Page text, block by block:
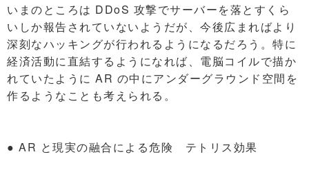
いまのところは DDoS 攻撃でサーバーを落とすくら
いしか報告されていないようだが、今後広まればより
深刻なハッキングが行われるようになるだろう。特に
経済活動に直結するようになれば、電脳コイルで描か
れていたように AR の中にアンダーグラウンド空間を
作るようなことも考えられる。
● AR と現実の融合による危険 テトリス効果